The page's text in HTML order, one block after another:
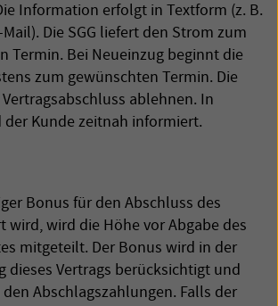
Information erfolgt in Textform (z. B.
Die SGG liefert den Strom zum
Termin. Bei Neueinzug beginnt die
zum gewünschten Termin. Die
ablehnen. In
der Kunde zeitnah informiert.
Bonus für den Abschluss des
wird, wird die Höhe vor Abgabe des
mitgeteilt. Der Bonus wird in der
dieses Vertrags berücksichtigt und
Abschlagszahlungen. Falls der